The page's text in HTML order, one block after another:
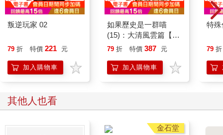
叛逆玩家 02
79 折 特價 221 元
加入購物車
如果歷史是一群喵
(15)：大清風雲篇【萌
貓漫畫學歷史】
79 折 特價 387 元
加入購物車
特
79 折
其他人也看